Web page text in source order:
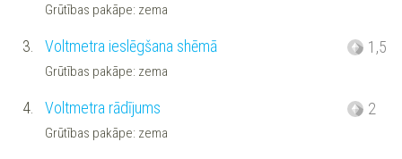
Grūtības pakāpe: zema
3. Voltmetra ieslēgšana shēmā
Grūtības pakāpe: zema
1,5
4. Voltmetra rādījums
Grūtības pakāpe: zema
2